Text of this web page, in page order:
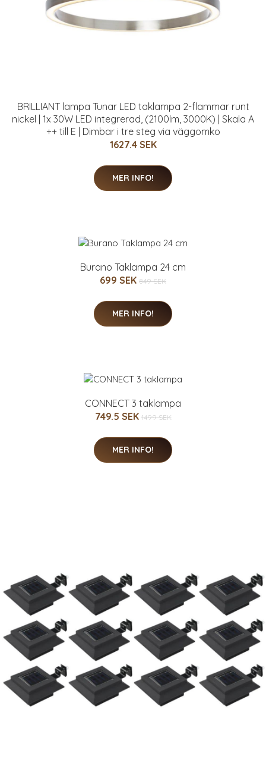
BRILLIANT lampa Tunar LED taklampa 2-flammar runt
nickel | 1x 30W LED integrerad, (2100lm, 3000K) | Skala A
++ till E | Dimbar i tre steg via väggomko
1627.4 SEK
MER INFO!
Burano Taklampa 24 cm
699 SEK 849 SEK
MER INFO!
CONNECT 3 taklampa
749.5 SEK 1499 SEK
MER INFO!